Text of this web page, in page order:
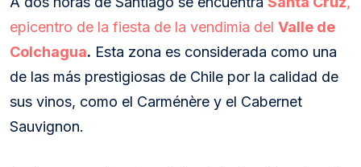
epicentro de la fiesta de la vendimia del Valle de
Colchagua. Esta zona es considerada como una
de las más prestigiosas de Chile por la calidad de
sus vinos, como el Carménère y el Cabernet
Sauvignon.